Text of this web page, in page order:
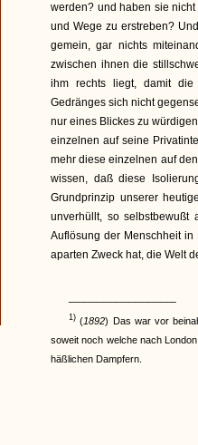
werden? und haben sie nicht
und Wege zu erstreben?
gemein, gar nichts
zwischen ihnen die
ihm rechts liegt, damit die
Gedränges sich nicht
nur eines Blickes zu
einzelnen auf seine
mehr diese einzelnen auf
wissen, daß diese
Grundprinzip unserer
unverhüllt, so
Auflösung der Menschheit
aparten Zweck hat, die Welt
1) (1892) Das war vor
soweit noch welche nach
häßlichen Dampfern.